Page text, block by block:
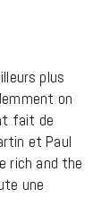
plus
on
fait de
et Paul
rich and the
une
en grâce